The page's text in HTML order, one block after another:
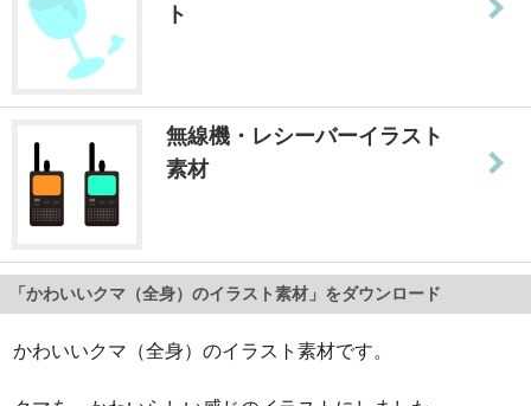
ト
無線機・レシーバーイラスト
素材
「かわいいクマ（全身）のイラスト素材」をダウンロード
かわいいクマ（全身）のイラスト素材です。